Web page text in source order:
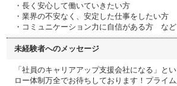
・長く安心して働いていきたい方
・業界の不安なく、安定した仕事をしたい方
・コミュニケーション力に自信がある方 など
未経験者へのメッセージ
「社員のキャリアアップ支援会社になる」と
ロー体制万全でお待ちしております！プライ